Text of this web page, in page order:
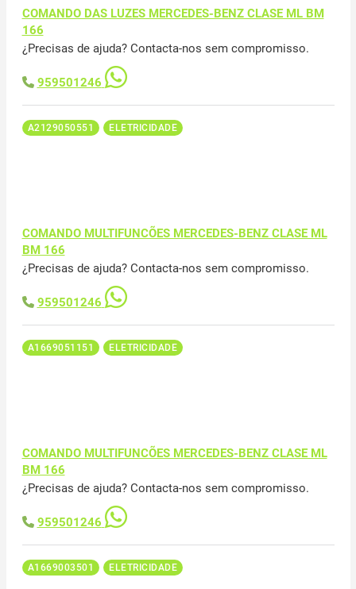
COMANDO DAS LUZES MERCEDES-BENZ CLASE ML BM
166
¿Precisas de ajuda? Contacta-nos sem compromisso.
959501246
A2129050551 ELETRICIDADE
COMANDO MULTIFUNCÕES MERCEDES-BENZ CLASE ML
BM 166
¿Precisas de ajuda? Contacta-nos sem compromisso.
959501246
A1669051151 ELETRICIDADE
COMANDO MULTIFUNCÕES MERCEDES-BENZ CLASE ML
BM 166
¿Precisas de ajuda? Contacta-nos sem compromisso.
959501246
A1669003501 ELETRICIDADE